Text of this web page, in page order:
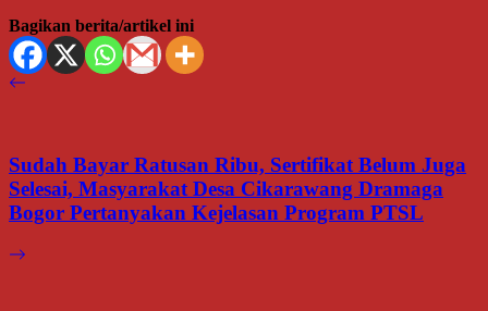
Bagikan berita/artikel ini
Sudah Bayar Ratusan Ribu, Sertifikat Belum Juga
Selesai, Masyarakat Desa Cikarawang Dramaga
Bogor Pertanyakan Kejelasan Program PTSL